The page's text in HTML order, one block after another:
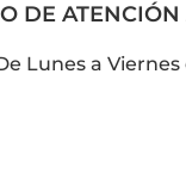
DE
Lunes a Viernes